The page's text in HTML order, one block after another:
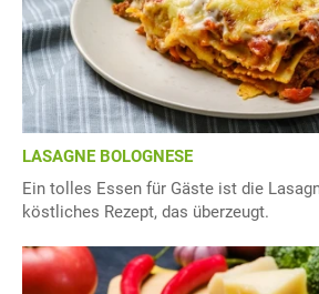
LASAGNE BOLOGNESE
Ein tolles Essen für Gäste ist die
köstliches Rezept, das überzeugt.